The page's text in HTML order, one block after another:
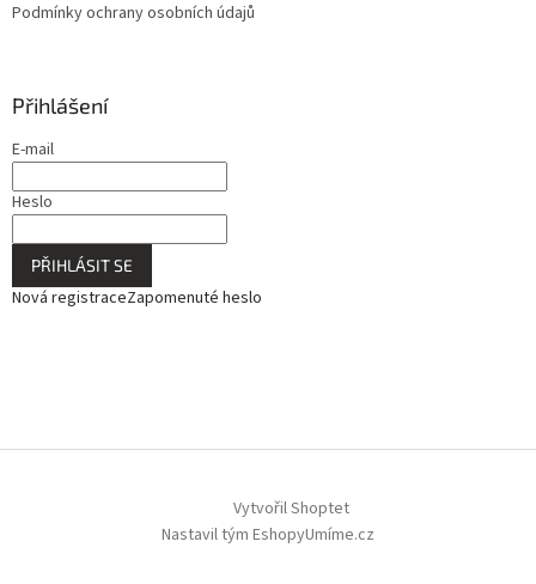
Podmínky ochrany osobních údajů
Přihlášení
E-mail
Heslo
PŘIHLÁSIT SE
Nová registraceZapomenuté heslo
Vytvořil Shoptet
Nastavil tým EshopyUmíme.cz